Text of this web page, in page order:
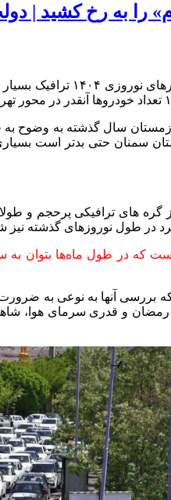
را به رخ کشید |
یکی از نکات قابل
سال گذشته به وضوح به
سمنان حتی بدتر است
های ترافیکی پرحجم و
در طول نوروزهای گذشته
که در طول ماه‌ها بتوان به
بررسی آنها به نوعی به
فرا رسیدن نوروز ۱۴۰۴ و علیرغم ماه